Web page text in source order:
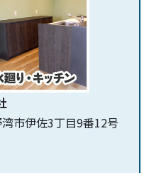
市伊佐3丁目9番12号